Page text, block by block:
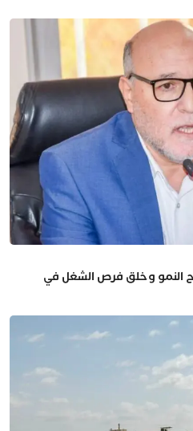
النمو وخلق فرص الشغل في